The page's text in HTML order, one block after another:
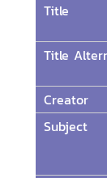
Title
Title
Creator
Subject